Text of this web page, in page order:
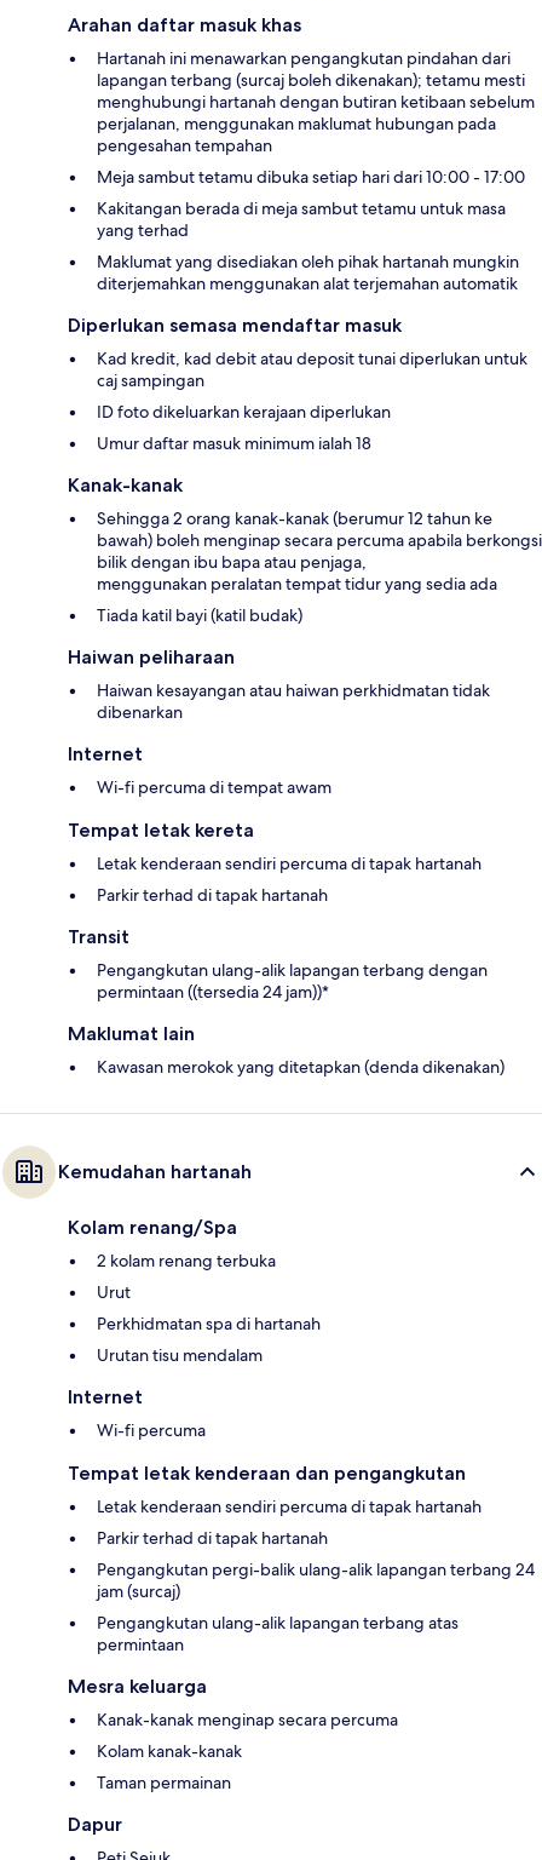
Arahan daftar masuk khas
Hartanah ini menawarkan pengangkutan pindahan dari
lapangan terbang (surcaj boleh dikenakan); tetamu mesti
menghubungi hartanah dengan butiran ketibaan sebelum
perjalanan, menggunakan maklumat hubungan pada
pengesahan tempahan
Meja sambut tetamu dibuka setiap hari dari 10:00 - 17:00
Kakitangan berada di meja sambut tetamu untuk masa
yang terhad
Maklumat yang disediakan oleh pihak hartanah mungkin
diterjemahkan menggunakan alat terjemahan automatik
Diperlukan semasa mendaftar masuk
Kad kredit, kad debit atau deposit tunai diperlukan untuk
caj sampingan
ID foto dikeluarkan kerajaan diperlukan
Umur daftar masuk minimum ialah 18
Kanak-kanak
Sehingga 2 orang kanak-kanak (berumur 12 tahun ke
bawah) boleh menginap secara percuma apabila berkongsi
bilik dengan ibu bapa atau penjaga,
menggunakan peralatan tempat tidur yang sedia ada
Tiada katil bayi (katil budak)
Haiwan peliharaan
Haiwan kesayangan atau haiwan perkhidmatan tidak
dibenarkan
Internet
Wi-fi percuma di tempat awam
Tempat letak kereta
Letak kenderaan sendiri percuma di tapak hartanah
Parkir terhad di tapak hartanah
Transit
Pengangkutan ulang-alik lapangan terbang dengan
permintaan ((tersedia 24 jam))*
Maklumat lain
Kawasan merokok yang ditetapkan (denda dikenakan)
Kemudahan hartanah
Kolam renang/Spa
2 kolam renang terbuka
Urut
Perkhidmatan spa di hartanah
Urutan tisu mendalam
Internet
Wi-fi percuma
Tempat letak kenderaan dan pengangkutan
Letak kenderaan sendiri percuma di tapak hartanah
Parkir terhad di tapak hartanah
Pengangkutan pergi-balik ulang-alik lapangan terbang 24
jam (surcaj)
Pengangkutan ulang-alik lapangan terbang atas
permintaan
Mesra keluarga
Kanak-kanak menginap secara percuma
Kolam kanak-kanak
Taman permainan
Dapur